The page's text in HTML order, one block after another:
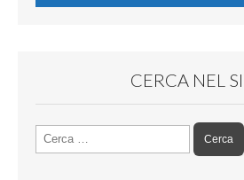
CERCA NEL